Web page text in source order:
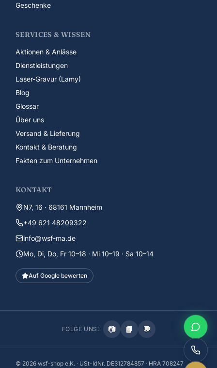
Geschenke
SERVICES & WISSEN
Aktionen & Anlässe
Dienstleistungen
Laser-Gravur (Lamy)
Blog
Glossar
Über uns
Versand & Lieferung
Kontakt & Beratung
Fakten zum Unternehmen
KONTAKT
N7, 16 · 68161 Mannheim
+49 621 48209322
info@wsf-ma.de
Mo, Di, Do, Fr 10–18 · Mi 10–19 · Sa 10–14
Auf Google bewerten
FOLGE UNS: 📷 📘 💬
© 2026 wsf-shop e.K. · USt-IdNr. DE312784857 · HRA 708247